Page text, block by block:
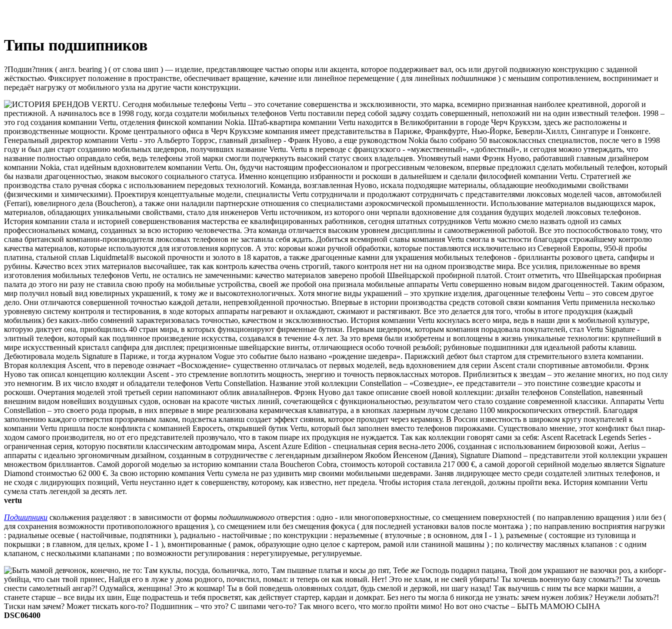
Типы подшипников
?Подши?пник ( англ. bearing ) ( от слова шип ) — изделие, представляющее частью опоры или акцента, которое поддерживает вал, ось или другой подвижную конструкцию с заданной
жёсткостью. Фиксирует положение в пространстве, обеспечивает вращение, качение или линейное перемещение ( для линейных подшипников ) с меньшим сопротивлением, воспринимает и
передаёт нагрузку от мобильного узла на другие части конструкции.
vertu
Подшипники скольжения разделяют : в зависимости от формы подшипникового отверстия : одно - или многоповерхностные, со смещением поверхностей ( по направлению вращения ) или без (
для сохранения возможности противоположного вращения ), со смещением или без смещения фокуса ( для последней установки валов после монтажа ) ; по направлению восприятия нагрузки
: радиальные осевые ( настойчивые, подпятники ), радиально - настойчивые ; по конструкции : неразъемные ( втулочные ; в основном, для I - 1 ), разъемные ( состоящие из туловища и
покрышки ; в главном, для целых, кроме I - 1 ), вмонтированные ( рамок, образующие одно целое с картером, рамой или станиной машины ) ; по количеству масляных клапанов : с одним
клапаном, с несколькими клапанами ; по возможности регулирования : нерегулируемые, регулируемые.
DSC06400